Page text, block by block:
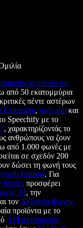
κειμένου σε
από 50 εκατομμύρια
πέντε αστέρων
Extension, web app και
Speechify με το
, χαρακτηρίζοντάς το
ανθρώπους να ζουν
από 1.000 φωνές με
σε σχεδόν 200
δώσει τη φωνή τους
Paltrow. Για
Studio προσφέρει
AI, την
τονΑλλαγέα Φωνής
προϊόντα με το
API μετατροπής